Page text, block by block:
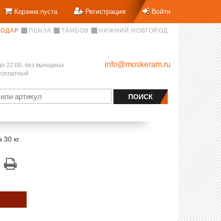
Корзина пуста Регистрация Войти
ПЕНЗА ТАМБОВ
НИЖНИЙ НОВГОРОД
22:00, без выходных
info@moskeram.ru
30 кг